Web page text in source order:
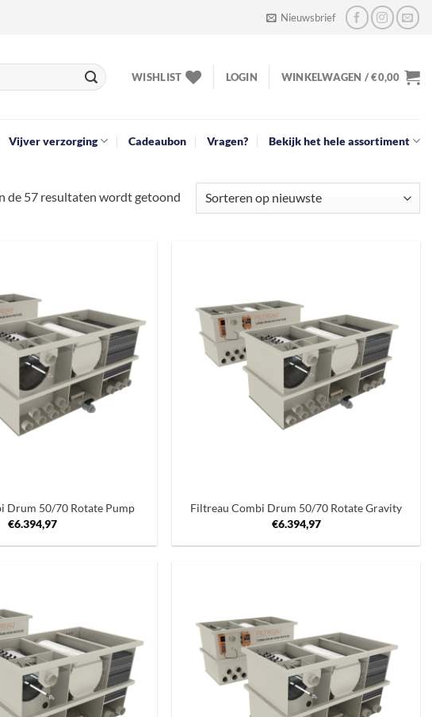
Nieuwsbrief
WISHLIST LOGIN WINKELWAGEN /€0,00
Vijver verzorging Cadeaubon Vragen? Bekijk het hele assortiment
de 57 resultaten wordt getoondGesorteerd
Drum 50/70 Rotate Pump
€6.394,97
Filtreau Combi Drum 50/70 Rotate Gravity
€6.394,97